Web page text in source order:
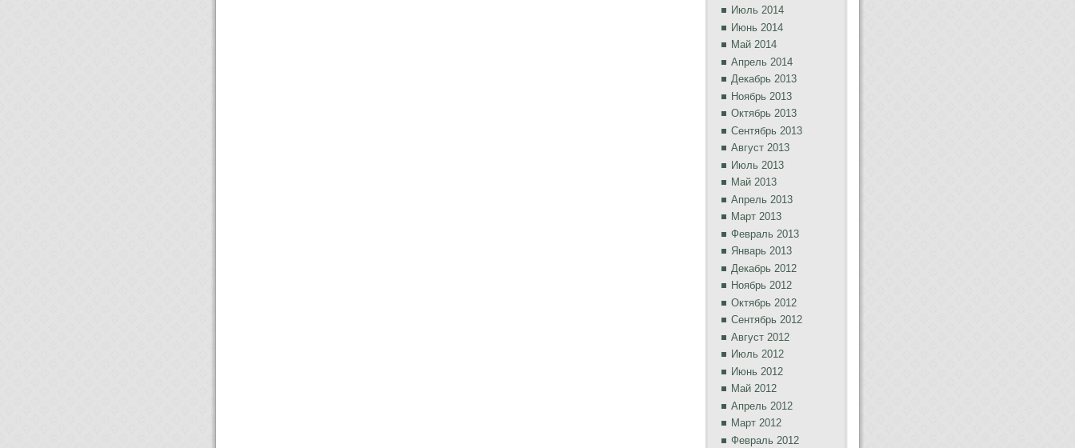
Июль 2014
Июнь 2014
Май 2014
Апрель 2014
Декабрь 2013
Ноябрь 2013
Октябрь 2013
Сентябрь 2013
Август 2013
Июль 2013
Май 2013
Апрель 2013
Март 2013
Февраль 2013
Январь 2013
Декабрь 2012
Ноябрь 2012
Октябрь 2012
Сентябрь 2012
Август 2012
Июль 2012
Июнь 2012
Май 2012
Апрель 2012
Март 2012
Февраль 2012